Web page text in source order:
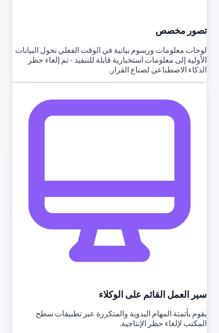
تصور مخصص
لوحات معلومات ورسوم بيانية في الوقت الفعلي تحول البيانات
الأولية إلى معلومات استخبارية قابلة للتنفيذ - تم إلغاء حظر
الذكاء الاصطناعي لصناع القرار.
سير العمل القائم على الوكلاء
يقوم بأتمتة المهام اليدوية والمتكررة عبر تطبيقات سطح
المكتب لإلغاء حظر الإنتاجية.